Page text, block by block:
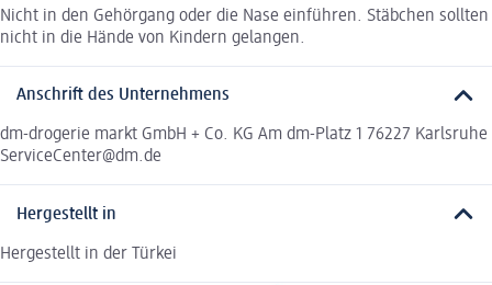
Nicht in den Gehörgang oder die Nase einführen. Stäbchen sollten
nicht in die Hände von Kindern gelangen.
Anschrift des Unternehmens
dm-drogerie markt GmbH + Co. KG Am dm-Platz 1 76227 Karlsruhe
ServiceCenter@dm.de
Hergestellt in
Hergestellt in der Türkei